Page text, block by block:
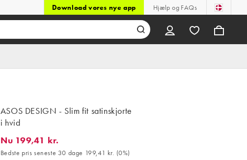
Download vores nye app Hjælp og FAQs
ASOS DESIGN - Slim fit satinskjorte
i hvid
Nu 199,41 kr.. Bedste pris seneste 30 dage 199,41 kr. (0%). Var 289,00
Nu 199,41 kr.
Bedste pris seneste 30 dage 199,41 kr. (0%)